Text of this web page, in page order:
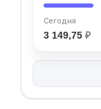
Сегодня
3 149,75 ₽